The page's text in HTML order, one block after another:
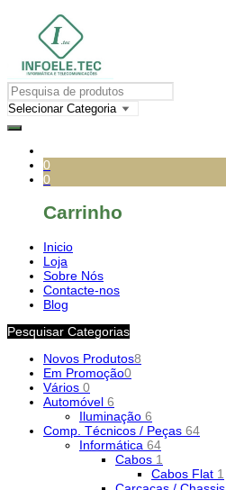
0
0
Carrinho
Inicio
Loja
Sobre Nós
Contacte-nos
Blog
Pesquisar Categorias
Novos Produtos8
Em Promoção0
Vários 0
Automóvel 6
Iluminação 6
Comp. Técnicos / Peças 64
Informática 64
Cabos 1
Cabos Flat 1